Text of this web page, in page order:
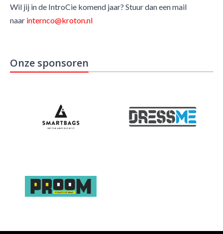
Wil jij in de IntroCie komend jaar? Stuur dan een mail
naar internco@kroton.nl
Onze sponsoren